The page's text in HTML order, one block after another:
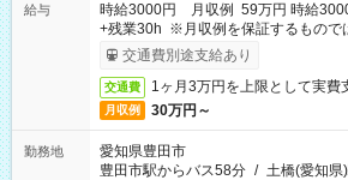
給与
時給3000円 月収例 59万円 時給
+残業30h ※月収例を保証するもので
交通費別途支給あり
交通費 1ヶ月3万円を上限として実費
月収例 30万円～
勤務地
愛知県豊田市
豊田市駅からバス58分 / 土橋(愛知県